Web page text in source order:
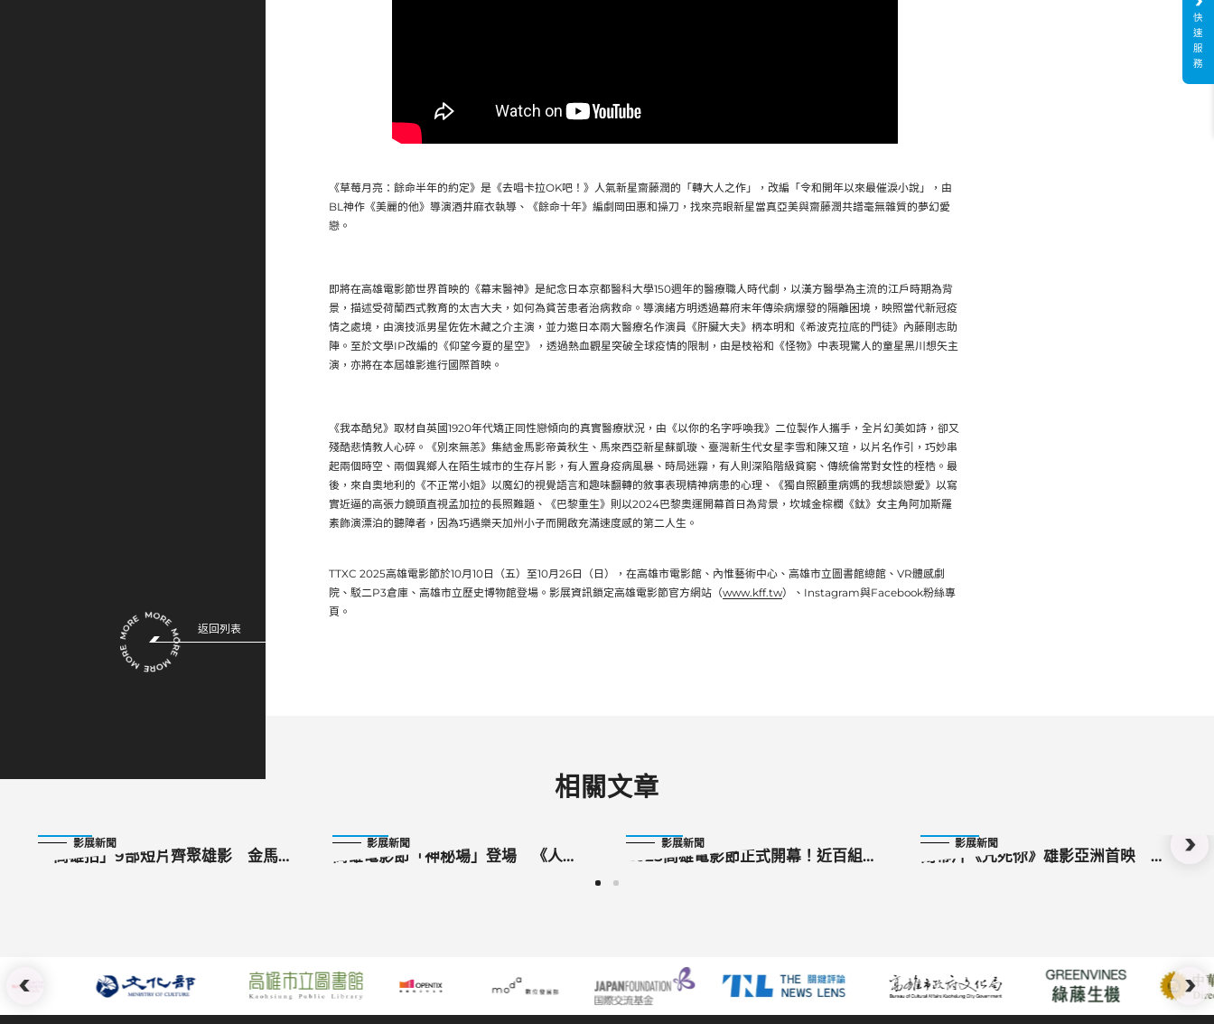
《草莓月亮：餘命半年的約定》是《去唱卡拉OK吧！》 人氣新星齋藤潤的「轉大人之作」，改編「令和開年以來最催淚小說」，由
BL神作《美麗的他》 導演酒井麻衣執導、《餘命十年》編劇岡田惠和操刀， 找來亮眼新星當真亞美與齋藤潤共譜毫無雜質的夢幻愛
戀。
即將在高雄電影節世界首映的《幕末醫神》 是紀念日本京都醫科大學150週年的醫療職人時代劇， 以漢方醫學為主流的江戶時期為背
景， 描述受荷蘭西式教育的太吉大夫，如何為貧苦患者治病救命。 導演緒方明透過幕府末年傳染病爆發的隔離困境， 映照當代新冠疫
情之處境，由演技派男星佐佐木藏之介主演， 並力邀日本兩大醫療名作演員《肝臟大夫》柄本明和《希波克拉底的門徒》內藤剛志助
陣。至於文學IP改編的《仰望今夏的星空》，透過熱血觀星突破全球疫情的限制， 由是枝裕和《怪物》中表現驚人的童星黑川想矢主
演， 亦將在本屆雄影進行國際首映。
《我本酷兒》 取材自英國1920年代矯正同性戀傾向的真實醫療狀況，由《以你的名字呼喚我》二位製作人攜手，全片幻美如詩， 卻又
殘酷悲情教人心碎。《別來無恙》集結金馬影帝黃秋生、 馬來西亞新星蘇凱璇、臺灣新生代女星李雪和陳又瑄，以片名作引， 巧妙串
起兩個時空、兩個異鄉人在陌生城市的生存片影， 有人置身疫病風暴、時局迷霧，有人則深陷階級貧窮、 傳統倫常對女性的桎梏。最
後，來自奧地利的《不正常小姐》 以魔幻的視覺語言和趣味翻轉的敘事表現精神病患的心理、《獨自照顧重病媽的我想談戀愛》 以寫
實近逼的高張力鏡頭直視孟加拉的長照難題、《巴黎重生》 則以2024巴黎奧運開幕首日為背景，坎城金棕櫚《鈦》 女主角阿加斯羅
素飾演漂泊的聽障者， 因為巧遇樂天加州小子而開啟充滿速度感的第二人生。
TTXC 2025高雄電影節於10月10日（五）至10月26日（日）， 在高雄市電影館、內惟藝術中心、高雄市立圖書館總館、 VR體感劇
院、駁二P3倉庫、高雄市立歷史博物館登場。 影展資訊鎖定高雄電影節官方網站（www.kff.tw）、 Instagram與Facebook粉絲專
頁。
返回列表
相關文章
影展新聞
「高雄拍」9部短片齊聚雄影 金馬入
影展新聞
高雄電影節「神秘場」登場 《人浮
影展新聞
2025高雄電影節正式開幕！近百組國
高雄電影節
影展新聞
閉幕片《咒死你》雄影亞洲首映 日
快
速
服
務